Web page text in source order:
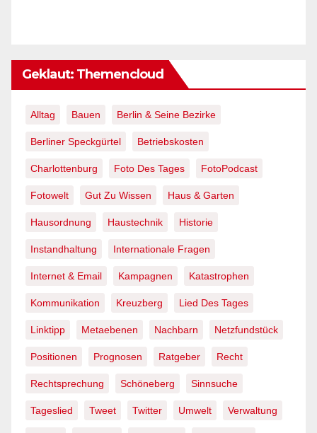
Geklaut: Themencloud
Alltag Bauen Berlin & Seine Bezirke
Berliner Speckgürtel Betriebskosten
Charlottenburg Foto Des Tages FotoPodcast
Fotowelt Gut Zu Wissen Haus & Garten
Hausordnung Haustechnik Historie
Instandhaltung Internationale Fragen
Internet & Email Kampagnen Katastrophen
Kommunikation Kreuzberg Lied Des Tages
Linktipp Metaebenen Nachbarn Netzfundstück
Positionen Prognosen Ratgeber Recht
Rechtsprechung Schöneberg Sinnsuche
Tageslied Tweet Twitter Umwelt Verwaltung